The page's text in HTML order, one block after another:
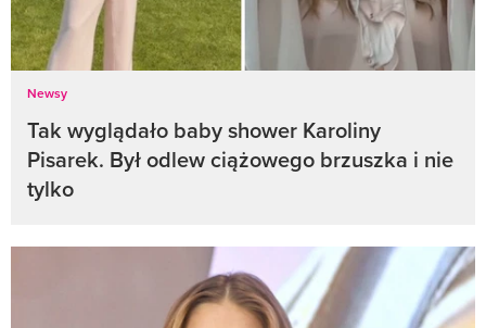
Newsy
Tak wyglądało baby shower Karoliny
Pisarek. Był odlew ciążowego brzuszka i nie
tylko